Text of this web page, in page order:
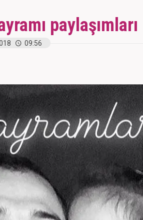
paylaşımları
09:56